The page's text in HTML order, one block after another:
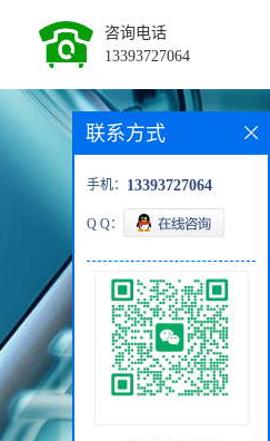
咨询电话
13393727064
联系方式
手机： 13393727064
Q Q：